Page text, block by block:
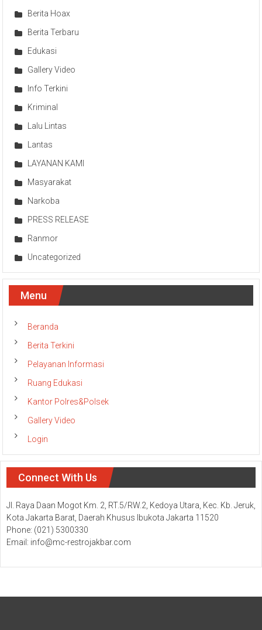
Berita Hoax
Berita Terbaru
Edukasi
Gallery Video
Info Terkini
Kriminal
Lalu Lintas
Lantas
LAYANAN KAMI
Masyarakat
Narkoba
PRESS RELEASE
Ranmor
Uncategorized
Menu
Beranda
Berita Terkini
Pelayanan Informasi
Ruang Edukasi
Kantor Polres&Polsek
Gallery Video
Login
Connect With Us
Jl. Raya Daan Mogot Km. 2, RT.5/RW.2, Kedoya Utara, Kec. Kb. Jeruk,
Kota Jakarta Barat, Daerah Khusus Ibukota Jakarta 11520
Phone: (021) 5300330
Email: info@mc-restrojakbar.com